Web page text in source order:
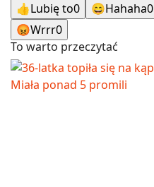
👍Lubię to0 😄Hahaha0
😡Wrrr0
To warto przeczytać